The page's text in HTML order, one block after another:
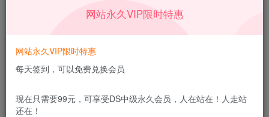
本站所有内容来自互联网收集，仅供学习和交流，请勿用于商业
网站永久VIP限时特惠
网站永久VIP限时特惠
每天签到，可以免费兑换会员
现在只需要99元，可享受DS中级永久会员，人在站在！人走站
还在！